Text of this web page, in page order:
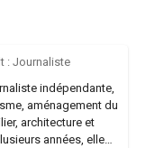
: Journaliste
indépendante,
aménagement du
architecture et
années, elle